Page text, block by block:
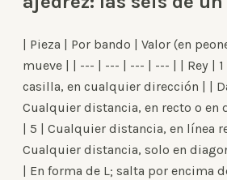
| Pieza | Por bando | Valor (en
mueve | | --- | --- | --- | --- | | Rey |
casilla, en cualquier dirección | |
Cualquier distancia, en recto o en
| 5 | Cualquier distancia, en línea
Cualquier distancia, solo en
| En forma de L; salta por encima